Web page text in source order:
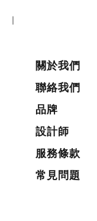
關於我們
聯絡我們
品牌
設計師
服務條款
常見問題